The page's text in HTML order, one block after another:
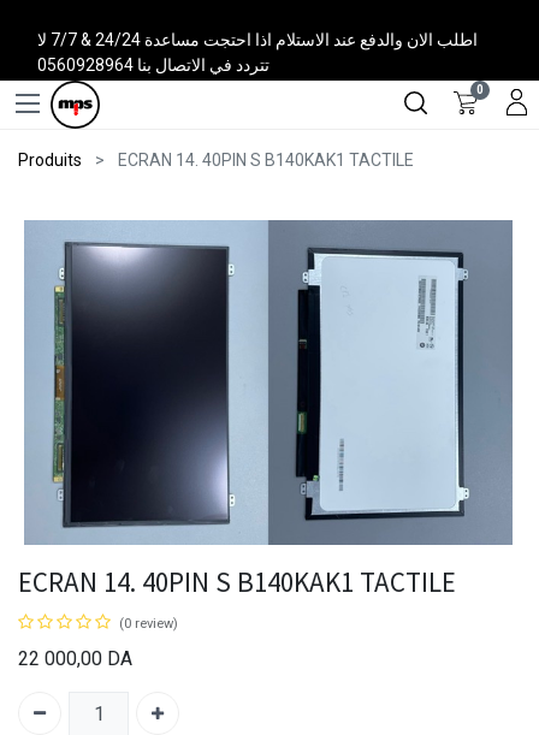
اطلب الان والدفع عند الاستلام اذا احتجت مساعدة 24/24 & 7/7 لا
تتردد في الاتصال بنا 0560928964
0
Produits ECRAN 14. 40PIN S B140KAK1 TACTILE
ECRAN 14. 40PIN S B140KAK1 TACTILE
(0 review)
22 000,00 DA